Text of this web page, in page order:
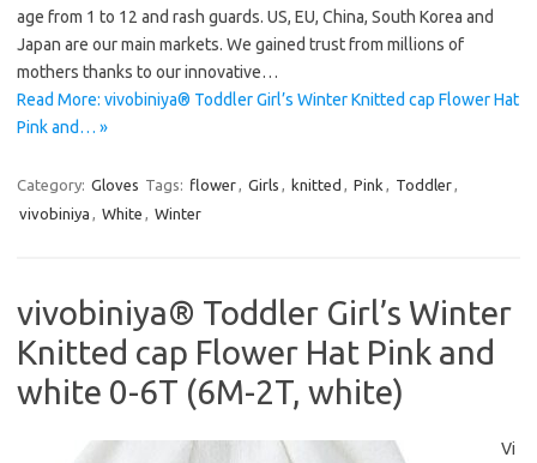
age from 1 to 12 and rash guards. US, EU, China, South Korea and
Japan are our main markets. We gained trust from millions of
mothers thanks to our innovative…
Read More: vivobiniya® Toddler Girl’s Winter Knitted cap Flower Hat
Pink and… »
Category: Gloves Tags: flower, Girls , knitted , Pink , Toddler,
vivobiniya , White , Winter
vivobiniya® Toddler Girl’s Winter
Knitted cap Flower Hat Pink and
white 0-6T (6M-2T, white)
Vi